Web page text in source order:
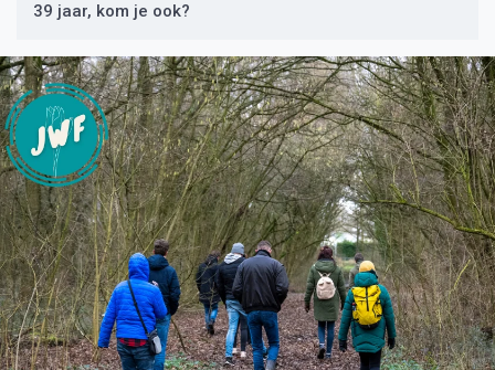
39 jaar, kom je ook?